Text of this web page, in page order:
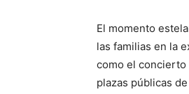
El momento
las familias en la
como el concierto
plazas públicas